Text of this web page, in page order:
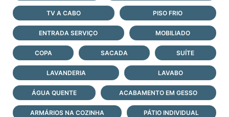
TV A CABO PISO FRIO
ENTRADA SERVIÇO MOBILIADO
COPA SACADA SUÍTE
LAVANDERIA LAVABO
ÁGUA QUENTE ACABAMENTO EM GESSO
ARMÁRIOS NA COZINHA PÁTIO INDIVIDUAL